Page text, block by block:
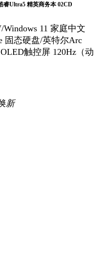
睿Ultra5 精英商务本 02CD
11 家庭中文
固态硬盘/英特尔Arc
触控屏 120Hz（动
新